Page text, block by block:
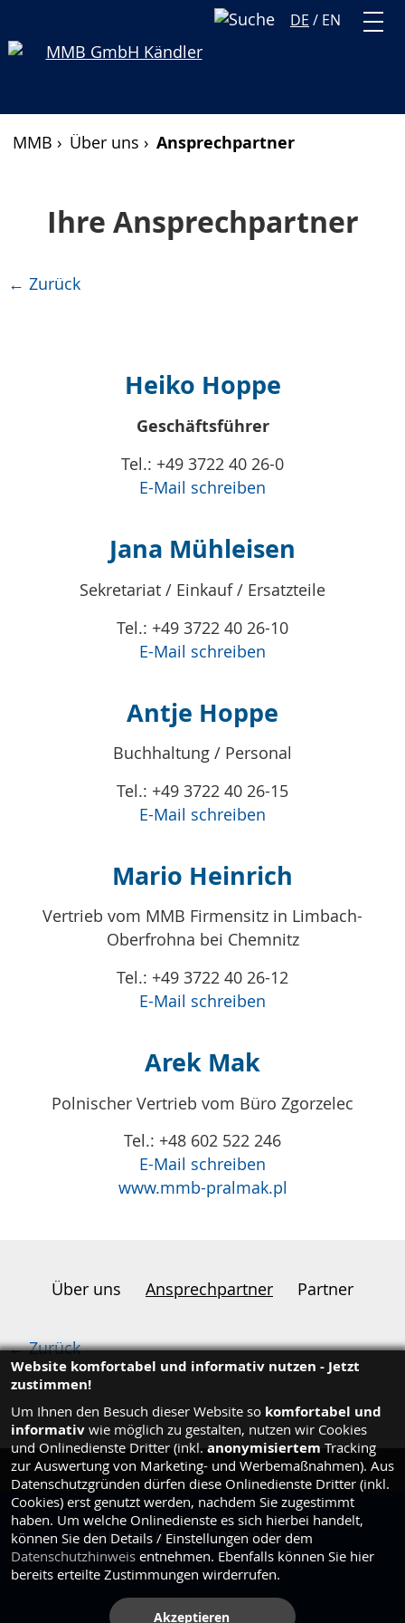
DE / EN
MMB › Über uns › Ansprechpartner
Ihre Ansprechpartner
← Zurück
Heiko Hoppe
Geschäftsführer
Tel.: +49 3722 40 26-0
E-Mail schreiben
Jana Mühleisen
Sekretariat / Einkauf / Ersatzteile
Tel.: +49 3722 40 26-10
E-Mail schreiben
Antje Hoppe
Buchhaltung / Personal
Tel.: +49 3722 40 26-15
E-Mail schreiben
Mario Heinrich
Vertrieb vom MMB Firmensitz in Limbach-
Oberfrohna bei Chemnitz
Tel.: +49 3722 40 26-12
E-Mail schreiben
Arek Mak
Polnischer Vertrieb vom Büro Zgorzelec
Tel.: +48 602 522 246
E-Mail schreiben
www.mmb-pralmak.pl
Über uns Ansprechpartner Partner
← Zurück
Impressum Datenschutz
Website komfortabel und informativ nutzen - Jetzt
zustimmen!
Um Ihnen den Besuch dieser Website so komfortabel und
informativwie möglich zu gestalten, nutzen wir Cookies
und Onlinedienste Dritter (inkl. anonymisiertem Tracking
zur Auswertung von Marketing- und Werbemaßnahmen). Aus
Datenschutzgründen dürfen diese Onlinedienste Dritter (inkl.
Cookies) erst genutzt werden, nachdem Sie zugestimmt
haben. Um welche Onlinedienste es sich hierbei handelt,
können Sie den Details / Einstellungen oder dem
Datenschutzhinweisentnehmen. Ebenfalls können Sie hier
bereits erteilte Zustimmungen wirderrufen.